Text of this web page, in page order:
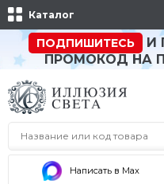
Каталог
ПОДПИШИТЕСЬ
И
ПРОМОКОД НА
Написать в Max